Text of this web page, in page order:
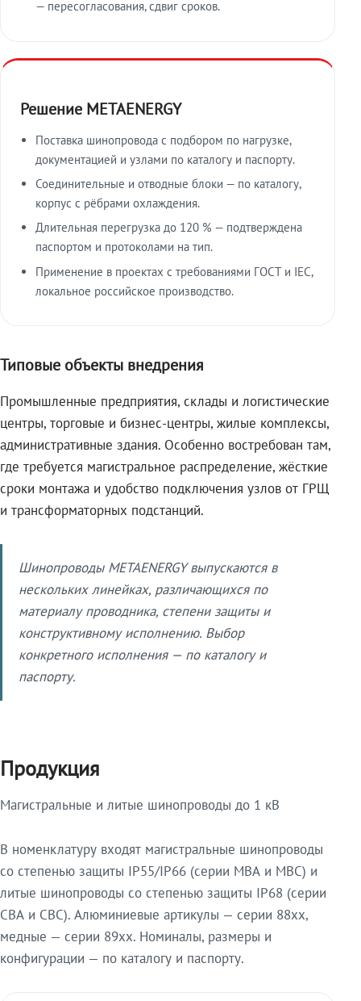
— пересогласования, сдвиг сроков.
Решение METAENERGY
Поставка шинопровода с подбором по нагрузке,
документацией и узлами по каталогу и паспорту.
Соединительные и отводные блоки — по каталогу,
корпус с рёбрами охлаждения.
Длительная перегрузка до 120 % — подтверждена
паспортом и протоколами на тип.
Применение в проектах с требованиями ГОСТ и IEC,
локальное российское производство.
Типовые объекты внедрения
Промышленные предприятия, склады и логистические
центры, торговые и бизнес-центры, жилые комплексы,
административные здания. Особенно востребован там,
где требуется магистральное распределение, жёсткие
сроки монтажа и удобство подключения узлов от ГРЩ
и трансформаторных подстанций.
Шинопроводы METAENERGY выпускаются в
нескольких линейках, различающихся по
материалу проводника, степени защиты и
конструктивному исполнению. Выбор
конкретного исполнения — по каталогу и
паспорту.
Продукция
Магистральные и литые шинопроводы до 1 кВ
В номенклатуру входят магистральные шинопроводы
со степенью защиты IP55/IP66 (серии МВА и МВС) и
литые шинопроводы со степенью защиты IP68 (серии
СВА и СВС). Алюминиевые артикулы — серии 88xx,
медные — серии 89xx. Номиналы, размеры и
конфигурации — по каталогу и паспорту.